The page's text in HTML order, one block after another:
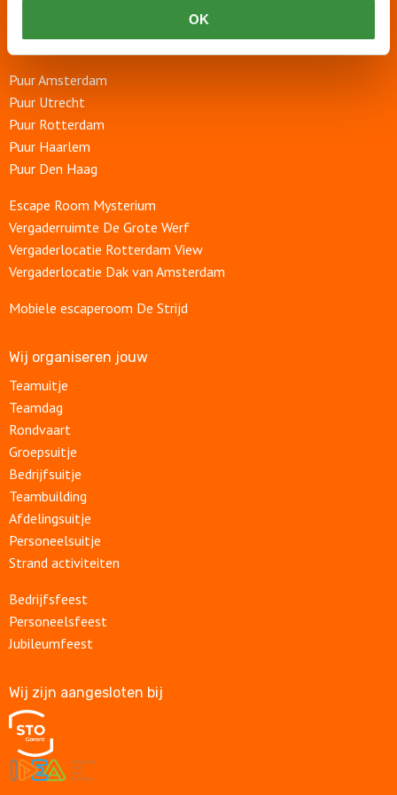
OK
Puur Feesten
Puur Amsterdam
Puur Utrecht
Puur Rotterdam
Puur Haarlem
Puur Den Haag
Escape Room Mysterium
Vergaderruimte De Grote Werf
Vergaderlocatie Rotterdam View
Vergaderlocatie Dak van Amsterdam
Mobiele escaperoom De Strijd
Wij organiseren jouw
Teamuitje
Teamdag
Rondvaart
Groepsuitje
Bedrijfsuitje
Teambuilding
Afdelingsuitje
Personeelsuitje
Strand activiteiten
Bedrijfsfeest
Personeelsfeest
Jubileumfeest
Wij zijn aangesloten bij